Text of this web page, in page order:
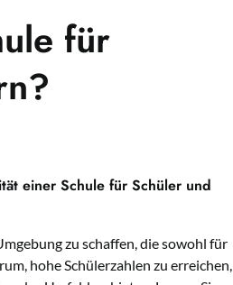
für
einer Schule für Schüler und
zu schaffen, die sowohl für
hohe Schülerzahlen zu erreichen,